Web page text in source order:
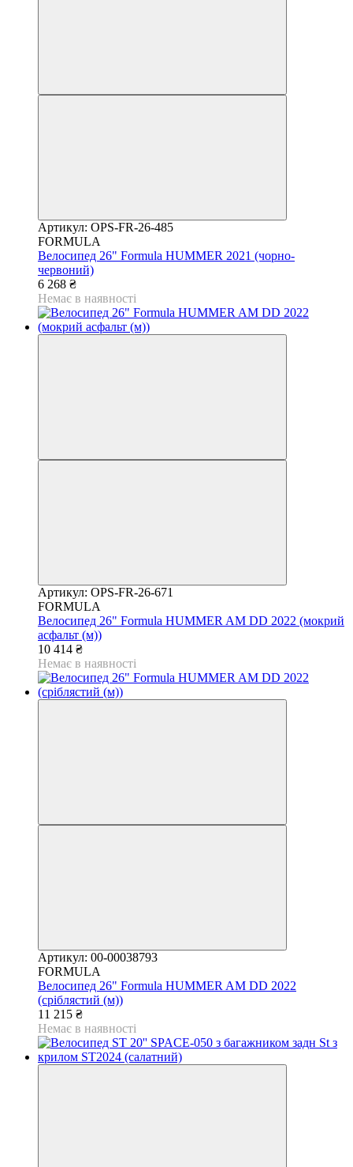
Артикул: OPS-FR-26-485
FORMULA
Велосипед 26" Formula HUMMER 2021 (чорно-
червоний)
6 268 ₴
Немає в наявності
Артикул: OPS-FR-26-671
FORMULA
Велосипед 26" Formula HUMMER AM DD 2022 (мокрий
асфальт (м))
10 414 ₴
Немає в наявності
Артикул: 00-00038793
FORMULA
Велосипед 26" Formula HUMMER AM DD 2022
(сріблястий (м))
11 215 ₴
Немає в наявності